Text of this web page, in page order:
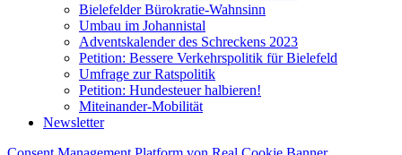
Bielefelder Bürokratie-Wahnsinn
Umbau im Johannistal
Adventskalender des Schreckens 2023
Petition: Bessere Verkehrspolitik für Bielefeld​​
Umfrage zur Ratspolitik
Petition: Hundesteuer halbieren!
Miteinander-Mobilität
Newsletter